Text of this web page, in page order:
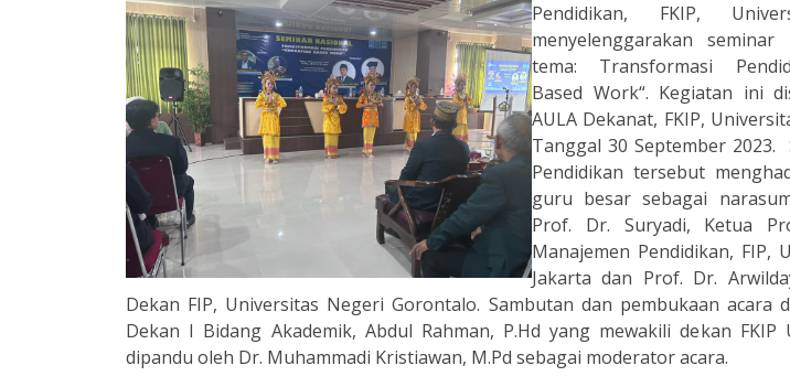
Pendidikan, FKIP,
menyelenggarakan
tema: Transformasi
Based Work“. Kegiatan ini
AULA Dekanat, FKIP,
Tanggal 30 September 2023.
Pendidikan tersebut
guru besar sebagai
Prof. Dr. Suryadi, Ketua
Manajemen Pendidikan, FIP,
Jakarta dan Prof. Dr.
Dekan FIP, Universitas Negeri Gorontalo. Sambutan dan pembukaan acara
Dekan I Bidang Akademik, Abdul Rahman, P.Hd yang mewakili dekan FKIP
dipandu oleh Dr. Muhammadi Kristiawan, M.Pd sebagai moderator acara.